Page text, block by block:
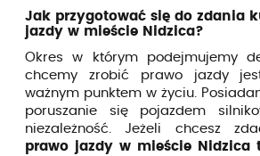
Jak przygotować się do zdania
jazdy w mieście Nidzica?
Okres w którym podejmujemy
chcemy zrobić prawo jazdy
ważnym punktem w życiu.
poruszanie się pojazdem
niezależność. Jeżeli chcesz
prawo jazdy w mieście Nidzica